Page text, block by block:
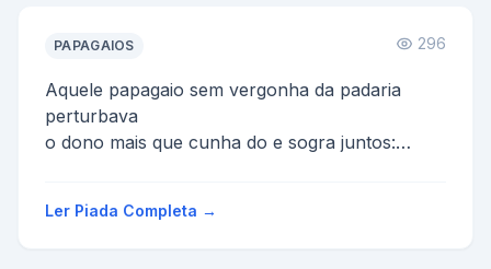
PAPAGAIOS 296
Aquele papagaio sem vergonha da padaria
perturbava
o dono mais que cunha do e sogra juntos:
Ler Piada Completa →